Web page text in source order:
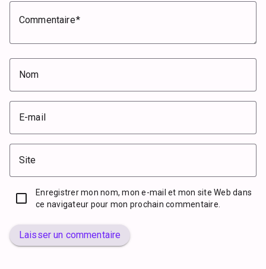
Commentaire
Nom
E-mail
Site
Enregistrer mon nom, mon e-mail et mon site Web dans
ce navigateur pour mon prochain commentaire.
Laisser un commentaire